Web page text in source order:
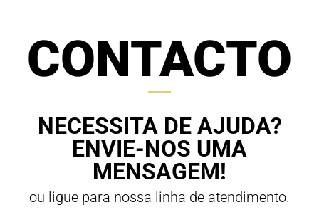
CONTACTO
NECESSITA DE AJUDA?
ENVIE-NOS UMA
MENSAGEM!
ou ligue para nossa linha de atendimento.